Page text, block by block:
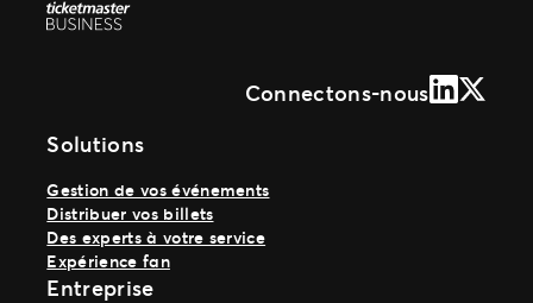
Connectons-nousLinkedIn
X
Solutions
Gestion de vos événements
Distribuer vos billets
Des experts à votre service
Expérience fan
Entreprise